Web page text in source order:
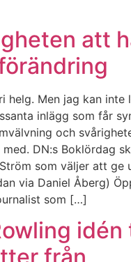
att
helg. Men jag kan inte
inlägg som får
och
DN:s Boklördag
som väljer att ge
via Daniel Åberg)
som […]
idén